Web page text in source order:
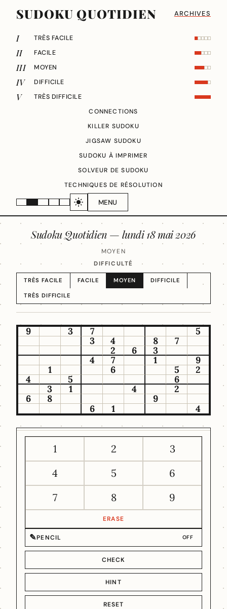
SUDOKU QUOTIDIEN ARCHIVES
MENU
I TRÈS FACILE
II FACILE
III MOYEN
IV DIFFICILE
V
TRÈS DIFFICILE
CONNECTIONS
KILLER SUDOKU
JIGSAW SUDOKU
SUDOKU À IMPRIMER
SOLVEUR DE SUDOKU
TECHNIQUES DE RÉSOLUTION
Sudoku Quotidien — lundi 18 mai 2026
MOYEN
DIFFICULTÉ
TRÈS FACILE FACILE MOYEN DIFFICILE
TRÈS DIFFICILE
9 3 7
5
3
4 8
7
2
6
3
4
7 1
9
1
6 5
2
4
5
6
3
1 4
2
6
8
9
6
1 4
1 2
3
4
5
6
7
8 9
ERASE
✎PENCIL OFF
CHECK
HINT
RESET